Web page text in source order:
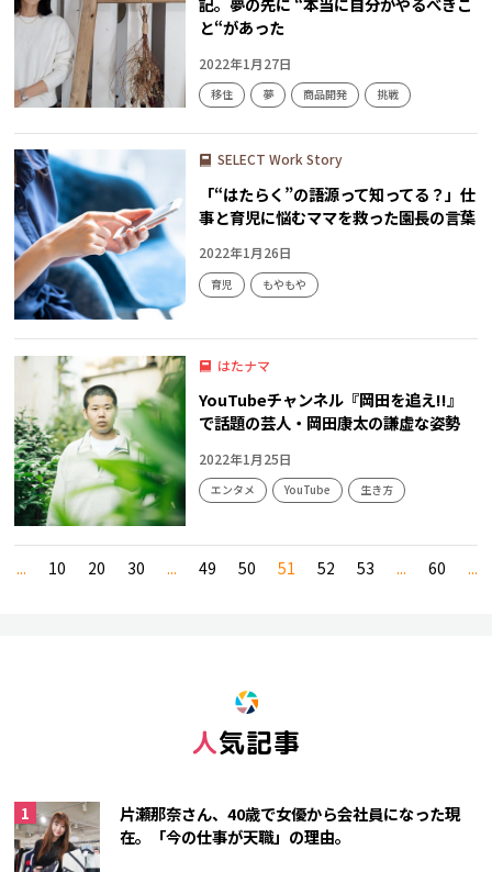
と“があった
2022年1月27日
移住 夢 商品開発 挑戦
SELECT Work Story
「“はたらく”の語源って知ってる？」仕
事と育児に悩むママを救った園長の言葉
2022年1月26日
育児 もやもや
はたナマ
YouTubeチャンネル『岡田を追え!!』
で話題の芸人・岡田康太の謙虚な姿勢
2022年1月25日
エンタメ YouTube 生き方
... 10 20 30 ... 49 50 51 52 53 ... 60 ...
人気記事
片瀬那奈さん、40歳で女優から会社員になった現
在。「今の仕事が天職」の理由。